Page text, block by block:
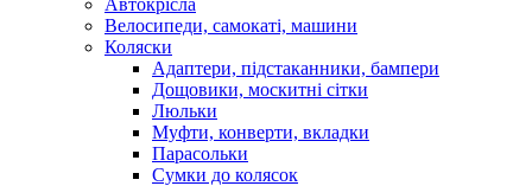
Автокрісла
Велосипеди, самокаті, машини
Коляски
Адаптери, підстаканники, бампери
Дощовики, москитні сітки
Люльки
Муфти, конверти, вкладки
Парасольки
Сумки до колясок